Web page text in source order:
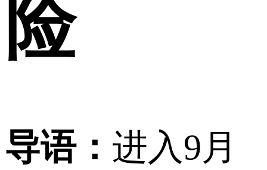
险
导语： 进入9月